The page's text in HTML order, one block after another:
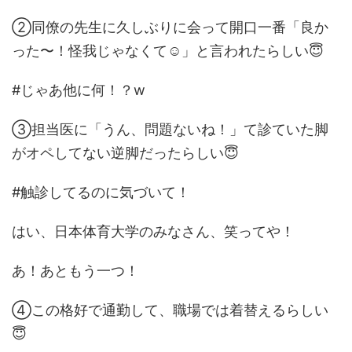
②同僚の先生に久しぶりに会って開口一番「良か
った〜！怪我じゃなくて☺️」と言われたらしい😇
#じゃあ他に何！？w
③担当医に「うん、問題ないね！」て診ていた脚
がオペしてない逆脚だったらしい😇
#触診してるのに気づいて！
はい、日本体育大学のみなさん、笑ってや！
あ！あともう一つ！
④この格好で通勤して、職場では着替えるらしい
😇